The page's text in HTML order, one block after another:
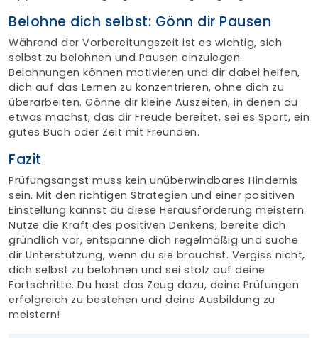
Belohne dich selbst: Gönn dir Pausen
Während der Vorbereitungszeit ist es wichtig, sich
selbst zu belohnen und Pausen einzulegen.
Belohnungen können motivieren und dir dabei helfen,
dich auf das Lernen zu konzentrieren, ohne dich zu
überarbeiten. Gönne dir kleine Auszeiten, in denen du
etwas machst, das dir Freude bereitet, sei es Sport, ein
gutes Buch oder Zeit mit Freunden.
Fazit
Prüfungsangst muss kein unüberwindbares Hindernis
sein. Mit den richtigen Strategien und einer positiven
Einstellung kannst du diese Herausforderung meistern.
Nutze die Kraft des positiven Denkens, bereite dich
gründlich vor, entspanne dich regelmäßig und suche
dir Unterstützung, wenn du sie brauchst. Vergiss nicht,
dich selbst zu belohnen und sei stolz auf deine
Fortschritte. Du hast das Zeug dazu, deine Prüfungen
erfolgreich zu bestehen und deine Ausbildung zu
meistern!